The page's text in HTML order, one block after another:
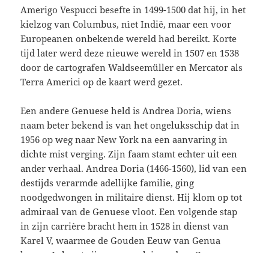
Amerigo Vespucci besefte in 1499-1500 dat hij, in het
kielzog van Columbus, nìet Indië, maar een voor
Europeanen onbekende wereld had bereikt. Korte
tijd later werd deze nieuwe wereld in 1507 en 1538
door de cartografen Waldseemüller en Mercator als
Terra Americi op de kaart werd gezet.
Een andere Genuese held is Andrea Doria, wiens
naam beter bekend is van het ongeluksschip dat in
1956 op weg naar New York na een aanvaring in
dichte mist verging. Zijn faam stamt echter uit een
ander verhaal. Andrea Doria (1466-1560), lid van een
destijds verarmde adellijke familie, ging
noodgedwongen in militaire dienst. Hij klom op tot
admiraal van de Genuese vloot. Een volgende stap
in zijn carrière bracht hem in 1528 in dienst van
Karel V, waarmee de Gouden Eeuw van Genua